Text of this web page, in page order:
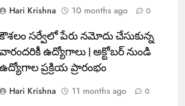
Hari Krishna
10 months ago 0
కౌశలం సర్వేలో పేరు నమోదు చేసుకున్న
వారందరికీ ఉద్యోగాలు | అక్టోబర్ నుండి
ఉద్యోగాల ప్రక్రియ ప్రారంభం
Hari Krishna
11 months ago 0